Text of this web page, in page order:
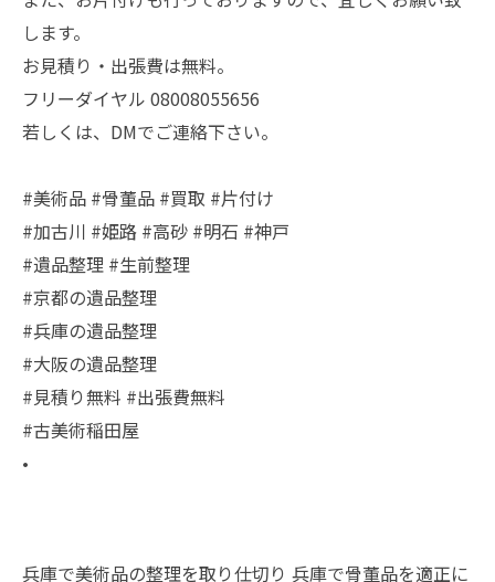
します。
お見積り・出張費は無料。
フリーダイヤル 08008055656
若しくは、DMでご連絡下さい。
#美術品 #骨董品 #買取 #片付け
#加古川 #姫路 #高砂 #明石 #神戸
#遺品整理 #生前整理
#京都の遺品整理
#兵庫の遺品整理
#大阪の遺品整理
#見積り無料 #出張費無料
#古美術稲田屋
•
兵庫で美術品の整理を取り仕切り 兵庫で骨董品を適正に